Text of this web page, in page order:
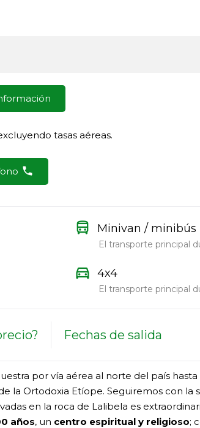
tasas aéreas.
directions_bus Minivan / minibús
El transporte principal
directions_car 4x4
El transporte principal
Fechas de salida
por vía aérea al norte del país
la Ortodoxia Etíope. Seguiremos con la
en la roca de Lalibela es
años, un centro espiritual y religioso;